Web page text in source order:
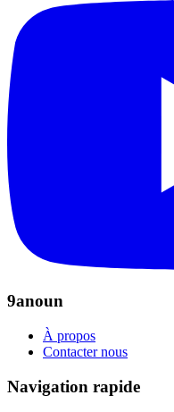
9anoun
À propos
Contacter nous
Navigation rapide